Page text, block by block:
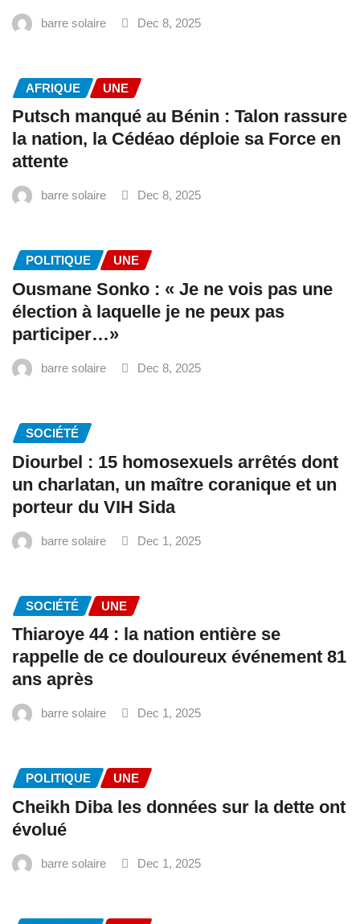
barre solaire Dec 8, 2025
AFRIQUE UNE
Putsch manqué au Bénin : Talon rassure
la nation, la Cédéao déploie sa Force en
attente
barre solaire Dec 8, 2025
POLITIQUE UNE
Ousmane Sonko : « Je ne vois pas une
élection à laquelle je ne peux pas
participer…»
barre solaire Dec 8, 2025
SOCIÉTÉ
Diourbel : 15 homosexuels arrêtés dont
un charlatan, un maître coranique et un
porteur du VIH Sida
barre solaire Dec 1, 2025
SOCIÉTÉ UNE
Thiaroye 44 : la nation entière se
rappelle de ce douloureux événement 81
ans après
barre solaire Dec 1, 2025
POLITIQUE UNE
Cheikh Diba les données sur la dette ont
évolué
barre solaire Dec 1, 2025